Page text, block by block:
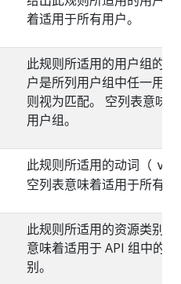
着适用于所有用户。
此规则所适用的用户组的
户是所列用户组中任一用
则视为匹配。 空列表意味
用户组。
此规则所适用的动词（
空列表意味着适用于所有动
此规则所适用的资源类别
意味着适用于 API 组中的
别。